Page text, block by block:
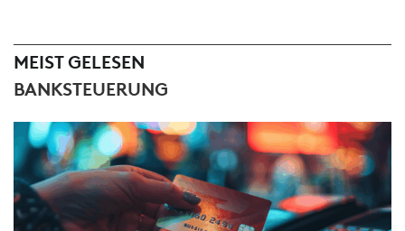
MEIST GELESEN
BANKSTEUERUNG